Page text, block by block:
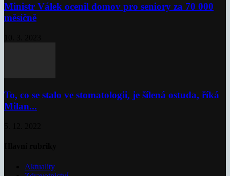
Ministr Válek ocenil domov pro seniory za 70 000
měsíčně
To, co se stalo ve stomatologii, je šílená ostuda, říká
Milan...
Aktuality